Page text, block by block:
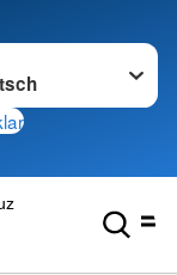
wechseln zu